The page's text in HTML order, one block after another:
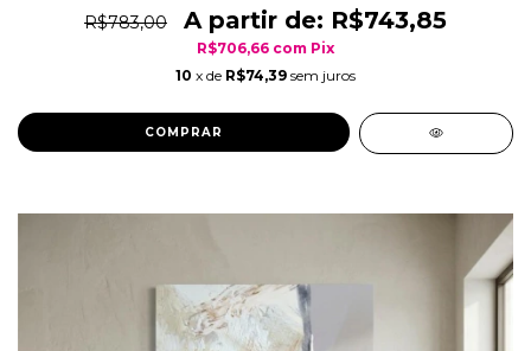
R$783,00 R$743,85
R$706,66 com Pix
10 x de R$74,39 sem juros
COMPRAR